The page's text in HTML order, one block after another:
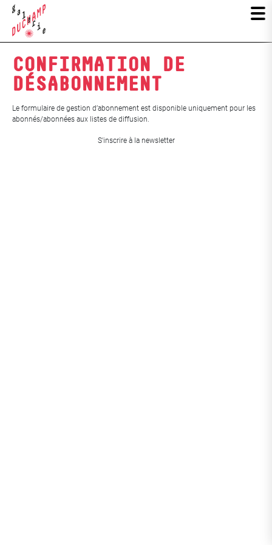
CONFIRMATION DE
DÉSABONNEMENT
Le formulaire de gestion d’abonnement est disponible uniquement pour les
abonnés/abonnées aux listes de diffusion.
S'inscrire à la newsletter